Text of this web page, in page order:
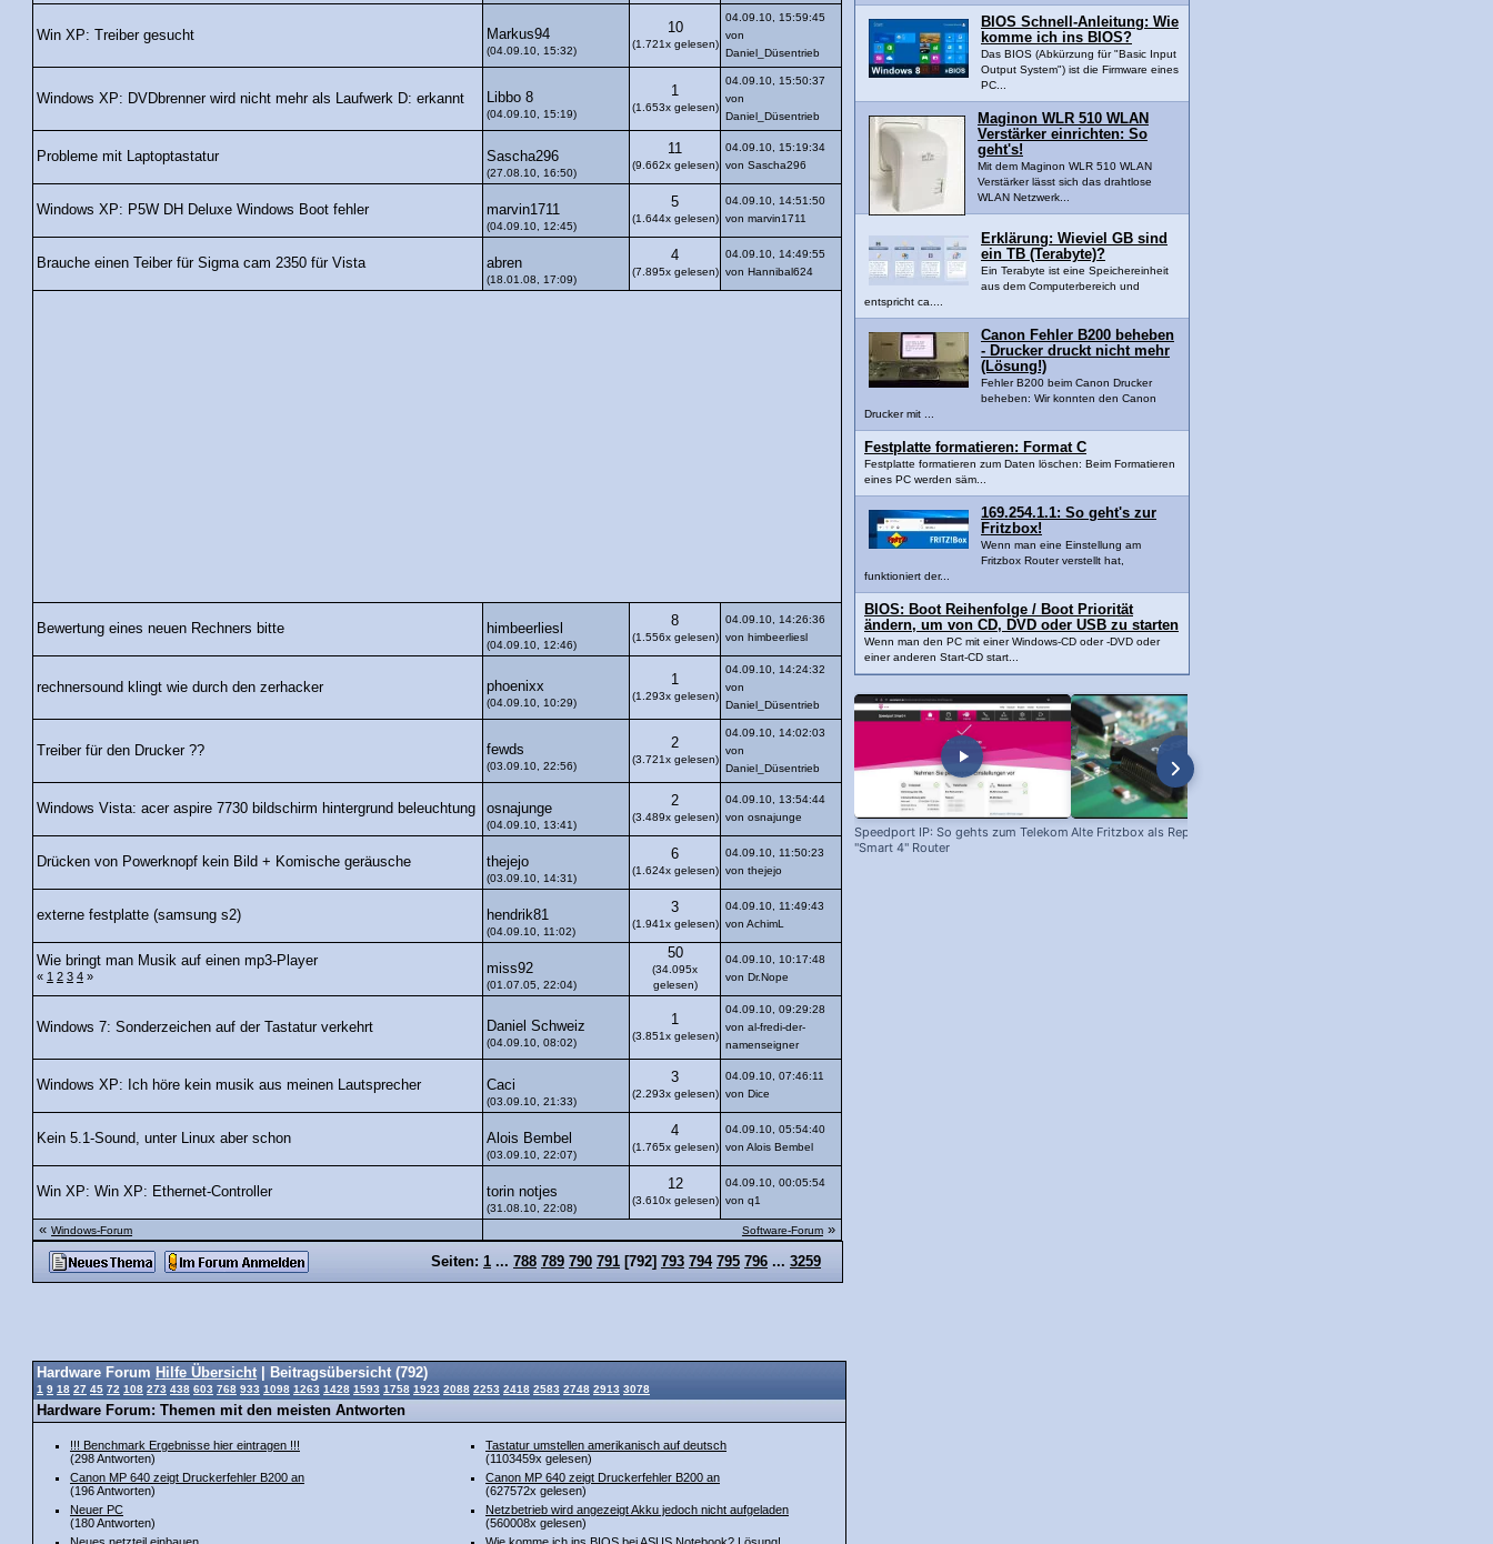
Win XP: Treiber gesucht Markus94
(04.09.10, 15:32)
10
(1.721x gelesen)
04.09.10, 15:59:45
von
Daniel_Düsentrieb
Windows XP: DVDbrenner wird nicht mehr als Laufwerk D: erkannt Libbo 8
(04.09.10, 15:19)
1
(1.653x gelesen)
04.09.10, 15:50:37
von
Daniel_Düsentrieb
Probleme mit Laptoptastatur Sascha296
(27.08.10, 16:50)
11
(9.662x gelesen)
04.09.10, 15:19:34
von Sascha296
Windows XP: P5W DH Deluxe Windows Boot fehler marvin1711
(04.09.10, 12:45)
5
(1.644x gelesen)
04.09.10, 14:51:50
von marvin1711
Brauche einen Teiber für Sigma cam 2350 für Vista abren
(18.01.08, 17:09)
4
(7.895x gelesen)
04.09.10, 14:49:55
von Hannibal624
Bewertung eines neuen Rechners bitte himbeerliesl
(04.09.10, 12:46)
8
(1.556x gelesen)
04.09.10, 14:26:36
von himbeerliesl
rechnersound klingt wie durch den zerhacker phoenixx
(04.09.10, 10:29)
1
(1.293x gelesen)
04.09.10, 14:24:32
von
Daniel_Düsentrieb
Treiber für den Drucker ?? fewds
(03.09.10, 22:56)
2
(3.721x gelesen)
04.09.10, 14:02:03
von
Daniel_Düsentrieb
Windows Vista: acer aspire 7730 bildschirm hintergrund beleuchtung osnajunge
(04.09.10, 13:41)
2
(3.489x gelesen)
04.09.10, 13:54:44
von osnajunge
Drücken von Powerknopf kein Bild + Komische geräusche thejejo
(03.09.10, 14:31)
6
(1.624x gelesen)
04.09.10, 11:50:23
von thejejo
externe festplatte (samsung s2) hendrik81
(04.09.10, 11:02)
3
(1.941x gelesen)
04.09.10, 11:49:43
von AchimL
Wie bringt man Musik auf einen mp3-Player
« 1 2 3 4 »
miss92
(01.07.05, 22:04)
50
(34.095x
gelesen)
04.09.10, 10:17:48
von Dr.Nope
Windows 7: Sonderzeichen auf der Tastatur verkehrt Daniel Schweiz
(04.09.10, 08:02)
1
(3.851x gelesen)
04.09.10, 09:29:28
von al-fredi-der-
namenseigner
Windows XP: Ich höre kein musik aus meinen Lautsprecher Caci
(03.09.10, 21:33)
3
(2.293x gelesen)
04.09.10, 07:46:11
von Dice
Kein 5.1-Sound, unter Linux aber schon Alois Bembel
(03.09.10, 22:07)
4
(1.765x gelesen)
04.09.10, 05:54:40
von Alois Bembel
Win XP: Win XP: Ethernet-Controller torin notjes
(31.08.10, 22:08)
12
(3.610x gelesen)
04.09.10, 00:05:54
von q1
«Windows-Forum Software-Forum»
BIOS Schnell-Anleitung: Wie
komme ich ins BIOS?
Das BIOS (Abkürzung für "Basic Input
Output System") ist die Firmware eines
PC...
Maginon WLR 510 WLAN
Verstärker einrichten: So
geht's!
Mit dem Maginon WLR 510 WLAN
Verstärker lässt sich das drahtlose
WLAN Netzwerk...
Erklärung: Wieviel GB sind
ein TB (Terabyte)?
Ein Terabyte ist eine Speichereinheit
aus dem Computerbereich und
entspricht ca....
Canon Fehler B200 beheben
- Drucker druckt nicht mehr
(Lösung!)
Fehler B200 beim Canon Drucker
beheben: Wir konnten den Canon
Drucker mit ...
Festplatte formatieren: Format C
Festplatte formatieren zum Daten löschen: Beim Formatieren
eines PC werden säm...
169.254.1.1: So geht's zur
Fritzbox!
Wenn man eine Einstellung am
Fritzbox Router verstellt hat,
funktioniert der...
BIOS: Boot Reihenfolge / Boot Priorität
ändern, um von CD, DVD oder USB zu starten
Wenn man den PC mit einer Windows-CD oder -DVD oder
einer anderen Start-CD start...
Speedport IP: So gehts zum Telekom
"Smart 4" Router
Alte Fritzbox als Repeater einsetzen!
Seiten: 1 ... 788 789 790 791 [792] 793 794 795 796 ... 3259
Hardware Forum Hilfe Übersicht | Beitragsübersicht (792)
1 9 18 27 45 72 108 273 438 603 768 933 1098 1263 1428 1593 1758 1923 2088 2253 2418 2583 2748 2913 3078
Hardware Forum: Themen mit den meisten Antworten
!!! Benchmark Ergebnisse hier eintragen !!!
(298 Antworten)
Canon MP 640 zeigt Druckerfehler B200 an
(196 Antworten)
Neuer PC
(180 Antworten)
Tastatur umstellen amerikanisch auf deutsch
(1103459x gelesen)
Canon MP 640 zeigt Druckerfehler B200 an
(627572x gelesen)
Netzbetrieb wird angezeigt Akku jedoch nicht aufgeladen
(560008x gelesen)